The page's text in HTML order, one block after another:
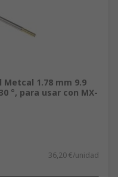
1.78 mm 9.9
°, para usar con MX-
36,20 €/unidad